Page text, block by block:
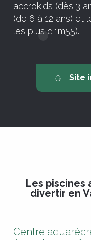
accrokids (dès 3
(de 6 à 12 ans) et
les plus d’1m55).
Site
Les piscines
divertir en
Centre